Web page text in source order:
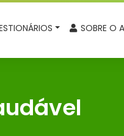
SOBRE O